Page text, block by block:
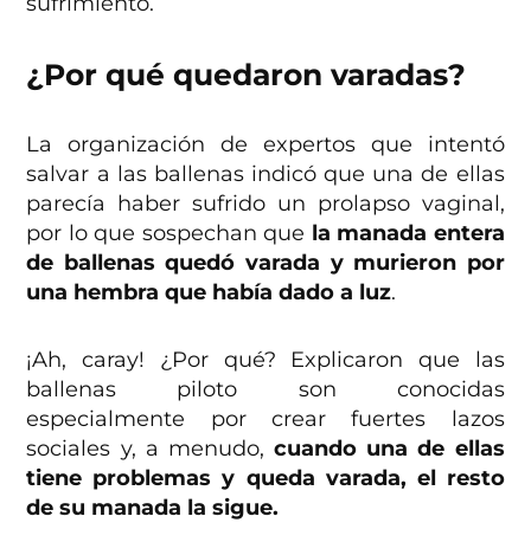
¿Por qué quedaron varadas?
La organización de expertos que intentó
salvar a las ballenas indicó que una de ellas
parecía haber sufrido un prolapso vaginal,
por lo que sospechan que la manada entera
de ballenas quedó varada y murieron por
una hembra que había dado a luz.
¡Ah, caray! ¿Por qué? Explicaron que las
ballenas piloto son conocidas
especialmente por crear fuertes lazos
sociales y, a menudo,cuando una de ellas
tiene problemas y queda varada, el resto
de su manada la sigue.